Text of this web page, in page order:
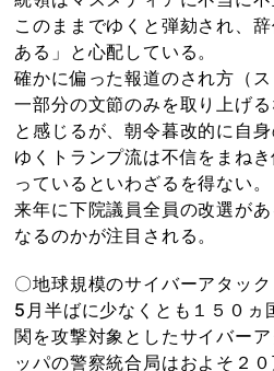
このままでゆくと弾劾され、
ある」と心配している。
確かに偏った報道のされ方（
一部分の文節のみを取り上げ
と感じるが、朝令暮改的に自
ゆくトランプ流は不信をまね
っているといわざるを得ない。
来年に下院議員全員の改選が
なるのかが注目される。
〇地球規模のサイバーアタック
5月半ばに少なくとも１５０ヵ
関を攻撃対象としたサイバー
ッパの警察統合局はおよそ２